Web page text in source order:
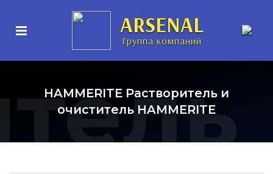
ARSENAL
Группа компаний
HAMMERITE Растворитель и
очиститель HAMMERITE